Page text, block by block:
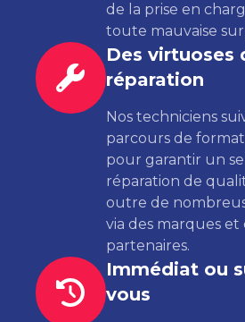
de la prise en
toute mauvaise
Des virtuoses
réparation
Nos techniciens
parcours de
pour garantir un
réparation de
outre de
via des marques
partenaires.
Immédiat ou
vous